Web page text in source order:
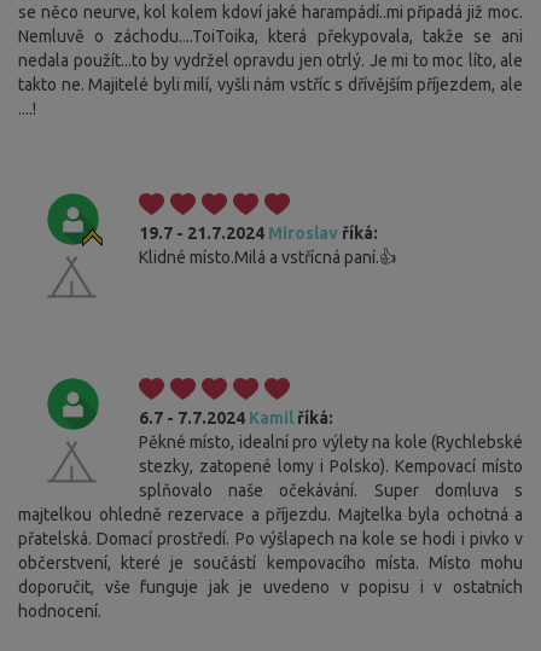
se něco neurve, kol kolem kdoví jaké harampádí..mi připadá již moc.
Nemluvě o záchodu....ToiToika, která překypovala, takže se ani
nedala použít...to by vydržel opravdu jen otrlý. Je mi to moc líto, ale
takto ne. Majitelé byli milí, vyšli nám vstříc s dřívějším příjezdem, ale
....!
19.7 - 21.7.2024 Miroslav říká:
Klidné místo.Milá a vstřícná paní.👍
6.7 - 7.7.2024 Kamil říká:
Pěkné místo, idealní pro výlety na kole (Rychlebské
stezky, zatopené lomy i Polsko). Kempovací místo
splňovalo naše očekávání. Super domluva s
majtelkou ohledně rezervace a příjezdu. Majtelka byla ochotná a
přatelská. Domací prostředí. Po výšlapech na kole se hodi i pivko v
občerstvení, které je součástí kempovacího místa. Místo mohu
doporučit, vše funguje jak je uvedeno v popisu i v ostatních
hodnocení.